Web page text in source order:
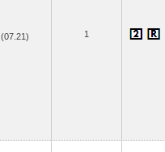
(07.21) 1